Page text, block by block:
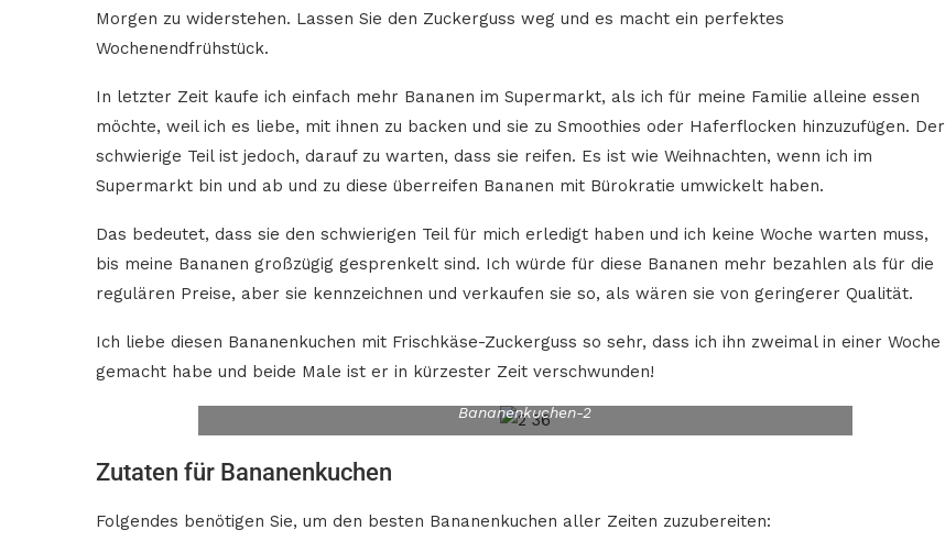
Morgen zu widerstehen. Lassen Sie den Zuckerguss weg und es macht ein perfektes
Wochenendfrühstück.
In letzter Zeit kaufe ich einfach mehr Bananen im Supermarkt, als ich für meine Familie alleine essen
möchte, weil ich es liebe, mit ihnen zu backen und sie zu Smoothies oder Haferflocken hinzuzufügen. Der
schwierige Teil ist jedoch, darauf zu warten, dass sie reifen. Es ist wie Weihnachten, wenn ich im
Supermarkt bin und ab und zu diese überreifen Bananen mit Bürokratie umwickelt haben.
Das bedeutet, dass sie den schwierigen Teil für mich erledigt haben und ich keine Woche warten muss,
bis meine Bananen großzügig gesprenkelt sind. Ich würde für diese Bananen mehr bezahlen als für die
regulären Preise, aber sie kennzeichnen und verkaufen sie so, als wären sie von geringerer Qualität.
Ich liebe diesen Bananenkuchen mit Frischkäse-Zuckerguss so sehr, dass ich ihn zweimal in einer Woche
gemacht habe und beide Male ist er in kürzester Zeit verschwunden!
Bananenkuchen-2
Zutaten für Bananenkuchen
Folgendes benötigen Sie, um den besten Bananenkuchen aller Zeiten zuzubereiten: